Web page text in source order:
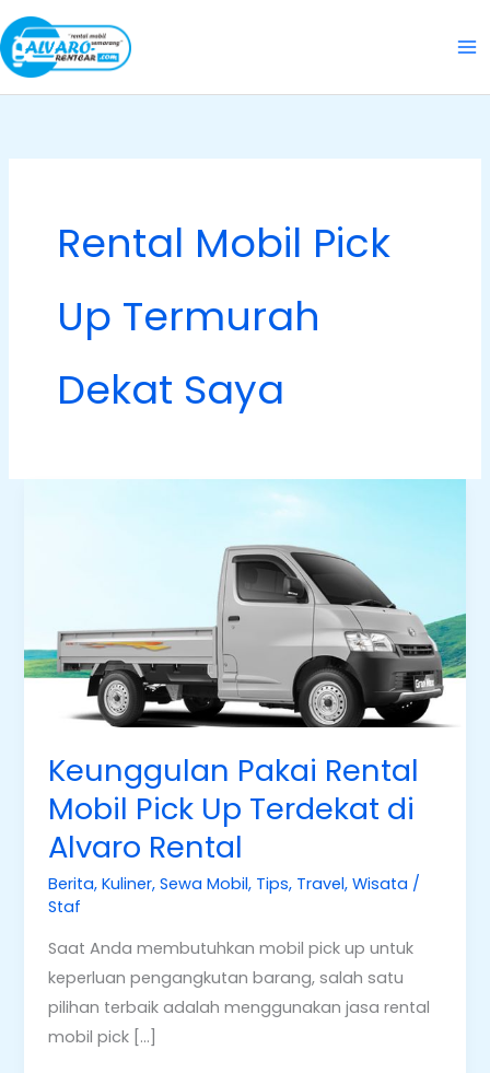
Skip
to
content
Rental Mobil Pick
Up Termurah
Dekat Saya
Keunggulan Pakai Rental
Mobil Pick Up Terdekat di
Alvaro Rental
Berita,Kuliner,Sewa Mobil, Tips, Travel,Wisata /
Staf
Saat Anda membutuhkan mobil pick up untuk
keperluan pengangkutan barang, salah satu
pilihan terbaik adalah menggunakan jasa rental
mobil pick […]
Up
Terdekat
Alvaro
Rental